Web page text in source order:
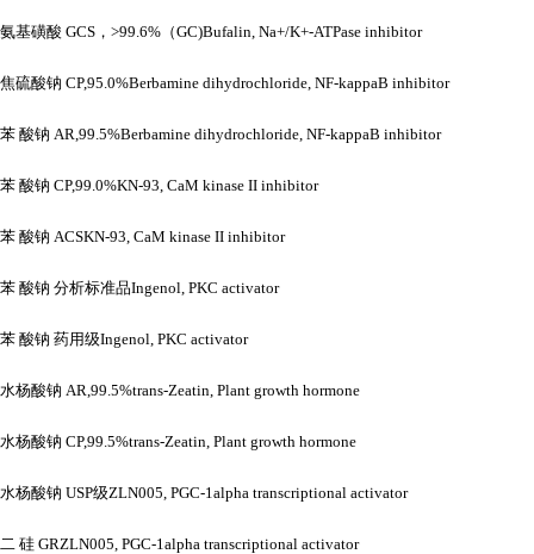
氨基磺酸 GCS，>99.6%（GC)Bufalin, Na+/K+-ATPase inhibitor
焦硫酸钠 CP,95.0%Berbamine dihydrochloride, NF-kappaB inhibitor
苯 酸钠 AR,99.5%Berbamine dihydrochloride, NF-kappaB inhibitor
苯 酸钠 CP,99.0%KN-93, CaM kinase II inhibitor
苯 酸钠 ACSKN-93, CaM kinase II inhibitor
苯 酸钠 分析标准品Ingenol, PKC activator
苯 酸钠 药用级Ingenol, PKC activator
水杨酸钠 AR,99.5%trans-Zeatin, Plant growth hormone
水杨酸钠 CP,99.5%trans-Zeatin, Plant growth hormone
水杨酸钠 USP级ZLN005, PGC-1alpha transcriptional activator
二 硅 GRZLN005, PGC-1alpha transcriptional activator